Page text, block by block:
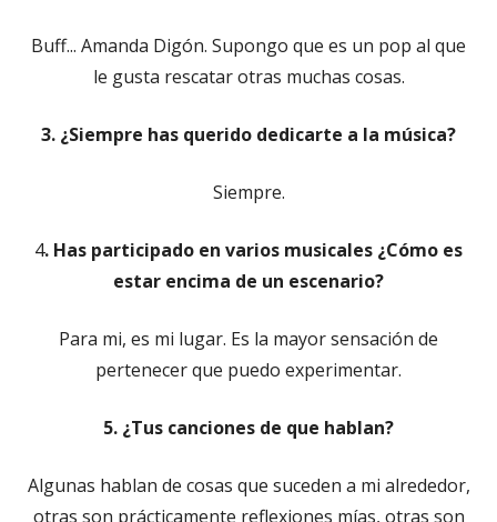
Buff... Amanda Digón. Supongo que es un pop al que
le gusta rescatar otras muchas cosas.
3. ¿Siempre has querido dedicarte a la música?
Siempre.
4. Has participado en varios musicales ¿Cómo es
estar encima de un escenario?
Para mi, es mi lugar. Es la mayor sensación de
pertenecer que puedo experimentar.
5. ¿Tus canciones de que hablan?
Algunas hablan de cosas que suceden a mi alrededor,
otras son prácticamente reflexiones mías, otras son